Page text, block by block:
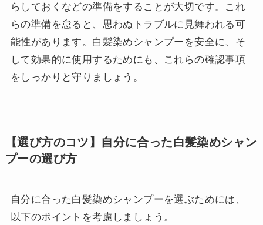
らしておくなどの準備をすることが大切です。これ
らの準備を怠ると、思わぬトラブルに見舞われる可
能性があります。白髪染めシャンプーを安全に、そ
して効果的に使用するためにも、これらの確認事項
をしっかりと守りましょう。
【選び方のコツ】自分に合った白髪染めシャン
プーの選び方
自分に合った白髪染めシャンプーを選ぶためには、
以下のポイントを考慮しましょう。